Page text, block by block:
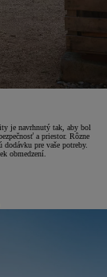
je navrhnutý tak, aby bol
a priestor. Rôzne
pre vaše potreby.
obmedzení.